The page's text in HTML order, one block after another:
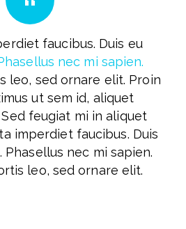
faucibus. Duis eu
nec mi sapien.
leo, sed ornare elit. Proin
ut sem id, aliquet
feugiat mi in aliquet
imperdiet faucibus. Duis
nec mi sapien.
leo, sed ornare elit.